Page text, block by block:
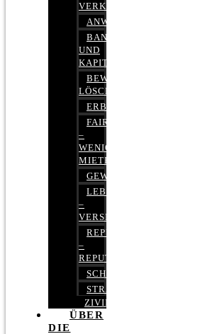
VERKEHRSRECHT
ANWALTSHAFTUNGSRECHT
BANK-
UND
KAPITALMARKTRECHT
BEWERTUNGEN
LÖSCHEN
ERBRECHT
FAIRMIETEN
–
WENIGER
MIETE
GEWERBERECHT
LEBENSVERSICHERUNG
–
VERSICHERUNGSRECHT
REPUTATIONSRECHT
–
REPUTATIONSMANAGEMENT
SCHUFARECHT
STRAFRECHT
ZIVILRECHT
ÜBER
DIE